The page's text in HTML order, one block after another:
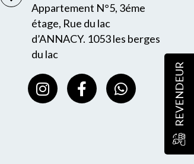
Appartement N°5, 3éme
étage, Rue du lac
d’ANNACY. 1053 les berges
du lac
I
n
F
a
W
h
REVENDEUR